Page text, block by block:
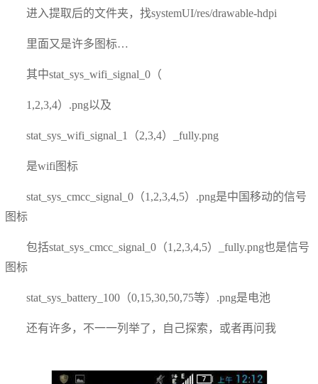
进入提取后的文件夹，找systemUI/res/drawable-hdpi
里面又是许多图标…
其中stat_sys_wifi_signal_0（
1,2,3,4）.png以及
stat_sys_wifi_signal_1（2,3,4）_fully.png
是wifi图标
stat_sys_cmcc_signal_0（1,2,3,4,5）.png是中国移动的信号
图标
包括stat_sys_cmcc_signal_0（1,2,3,4,5）_fully.png也是信号
图标
stat_sys_battery_100（0,15,30,50,75等）.png是电池
还有许多，不一一列举了，自己探索，或者再问我